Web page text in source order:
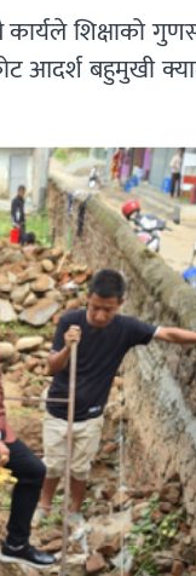
शिक्षाको
आदर्श बहुमुखी